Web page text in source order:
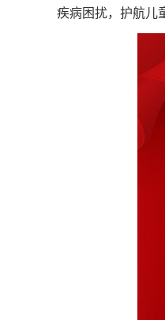
疾病困扰，护航儿